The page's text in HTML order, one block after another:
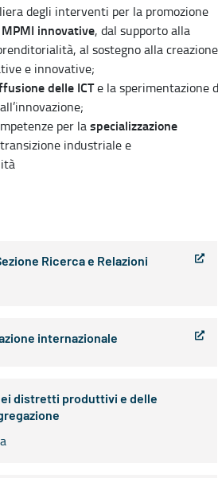
degli interventi per la promozione
innovative, dal supporto alla
al sostegno alla creazione
e innovative;
delle ICTe la sperimentazione
per laspecializzazione
industriale e
Ricerca e Relazioni
internazionale
distretti produttivi e delle